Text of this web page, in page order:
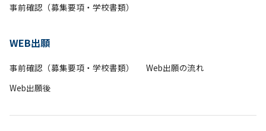
事前確認（募集要項・学校書類）
WEB出願
事前確認（募集要項・学校書類）
Web出願の流れ
Web出願後